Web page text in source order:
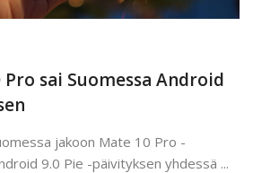
sai Suomessa Android
jakoon Mate 10 Pro -
9.0 Pie -päivityksen yhdessä ...